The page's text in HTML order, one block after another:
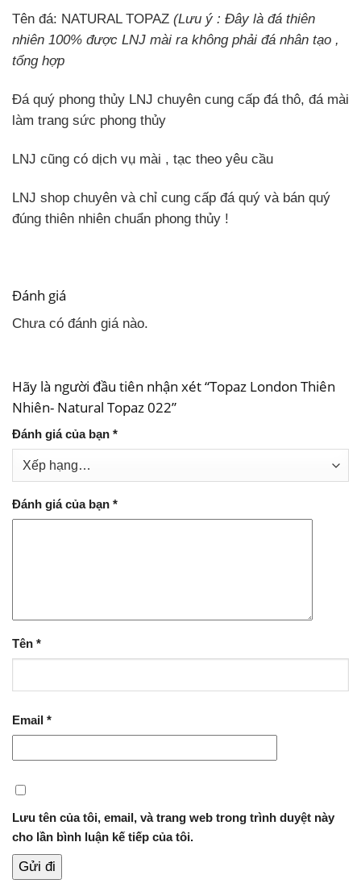
Tên đá: NATURAL TOPAZ (Lưu ý : Đây là đá thiên
nhiên 100% được LNJ mài ra không phải đá nhân tạo ,
tổng hợp
Đá quý phong thủy LNJ chuyên cung cấp đá thô, đá mài
làm trang sức phong thủy
LNJ cũng có dịch vụ mài , tạc theo yêu cầu
LNJ shop chuyên và chỉ cung cấp đá quý và bán quý
đúng thiên nhiên chuẩn phong thủy !
Đánh giá
Chưa có đánh giá nào.
Hãy là người đầu tiên nhận xét “Topaz London Thiên
Nhiên- Natural Topaz 022”
Đánh giá của bạn *
Đánh giá của bạn *
Tên *
Email *
Lưu tên của tôi, email, và trang web trong trình duyệt này
cho lần bình luận kế tiếp của tôi.